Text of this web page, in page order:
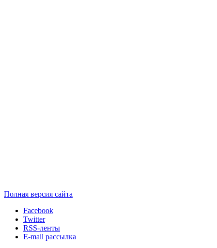
Полная версия сайта
Facebook
Twitter
RSS-ленты
E-mail рассылка